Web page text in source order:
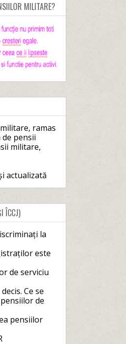
MILITARE?
ramas
pensii
militare,
actualizată
ÎCCJ)
la
este
de serviciu
Ce se
de
pensiilor